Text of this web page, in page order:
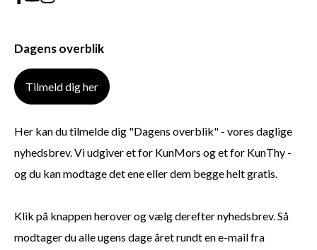
Dagens overblik
Tilmeld dig her
Her kan du tilmelde dig "Dagens overblik" - vores daglige
nyhedsbrev. Vi udgiver et for KunMors og et for KunThy -
og du kan modtage det ene eller dem begge helt gratis.
Klik på knappen herover og vælg derefter nyhedsbrev. Så
modtager du alle ugens dage året rundt en e-mail fra